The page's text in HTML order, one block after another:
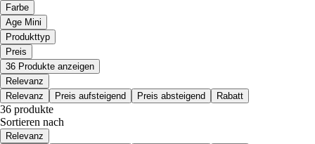
Farbe
Age Mini
Produkttyp
Preis
36 Produkte anzeigen
Relevanz
Relevanz
Preis aufsteigend Preis absteigend Rabatt
36 produkte
Sortieren nach
Relevanz